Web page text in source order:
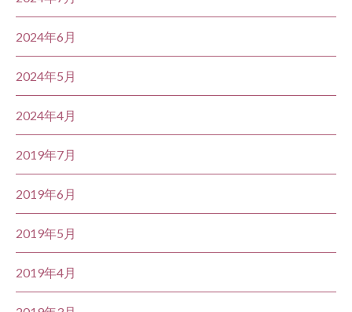
2024年6月
2024年5月
2024年4月
2019年7月
2019年6月
2019年5月
2019年4月